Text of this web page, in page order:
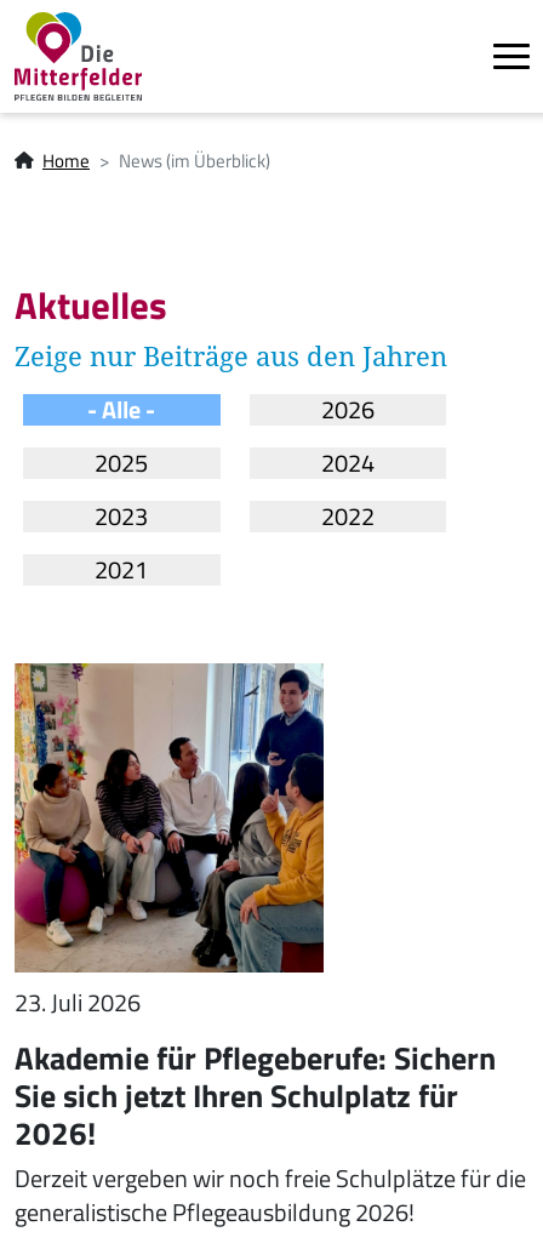
Direkt zum Inhalt
Pfadnavigation
Home News (im Überblick)
Aktuelles
Zeige nur Beiträge aus den Jahren
- Alle -
2026
2025
2024
2023
2022
2021
23. Juli 2026
Akademie für Pflegeberufe: Sichern
Sie sich jetzt Ihren Schulplatz für
2026!
Derzeit vergeben wir noch freie Schulplätze für die
generalistische Pflegeausbildung 2026!